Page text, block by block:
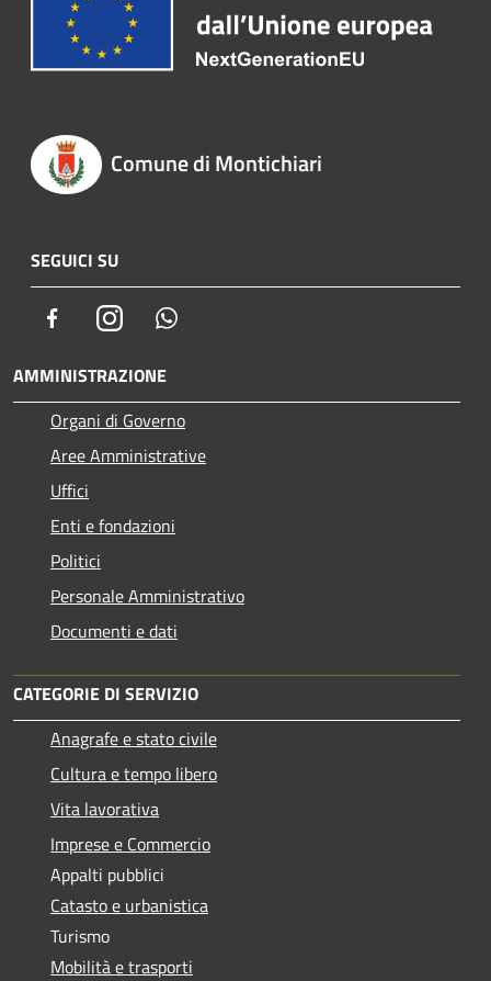
Comune di Montichiari
SEGUICI SU
FacebookInstagram
AMMINISTRAZIONE
Organi di Governo
Aree Amministrative
Uffici
Enti e fondazioni
Politici
Personale Amministrativo
Documenti e dati
CATEGORIE DI SERVIZIO
Anagrafe e stato civile
Cultura e tempo libero
Vita lavorativa
Imprese e Commercio
Appalti pubblici
Catasto e urbanistica
Turismo
Mobilità e trasporti